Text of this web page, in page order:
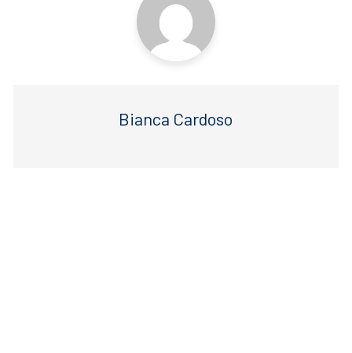
Bianca Cardoso